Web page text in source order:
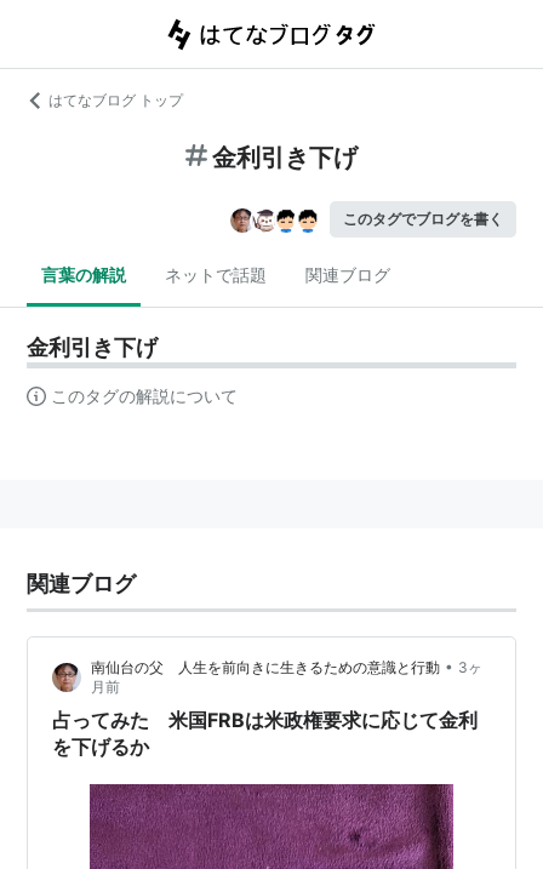
はてなブログ トップ
金利引き下げ
このタグでブログを書く
言葉の解説 ネットで話題 関連ブログ
金利引き下げ
このタグの解説について
関連ブログ
南仙台の父 人生を前向きに生きるための意識と行動 • 3ヶ
月前
占ってみた 米国FRBは米政権要求に応じて金利
を下げるか